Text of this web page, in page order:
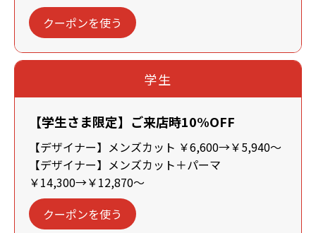
クーポンを使う
学生
【学生さま限定】ご来店時10%OFF
【デザイナー】メンズカット ￥6,600→￥5,940～
【デザイナー】メンズカット＋パーマ
￥14,300→￥12,870～
クーポンを使う